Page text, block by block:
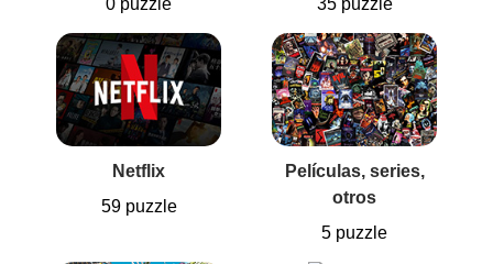
0 puzzle
35 puzzle
Netflix
59 puzzle
Películas, series,
otros
5 puzzle